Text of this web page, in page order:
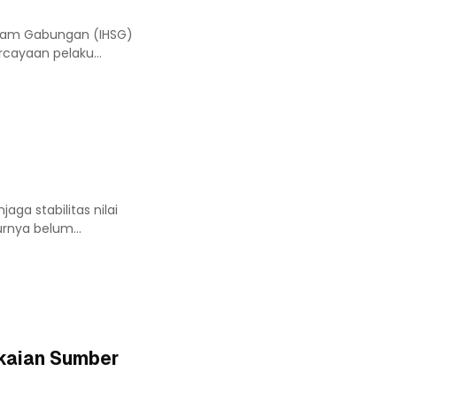
Gabungan (IHSG)
pelaku...
stabilitas nilai
belum...
Sumber